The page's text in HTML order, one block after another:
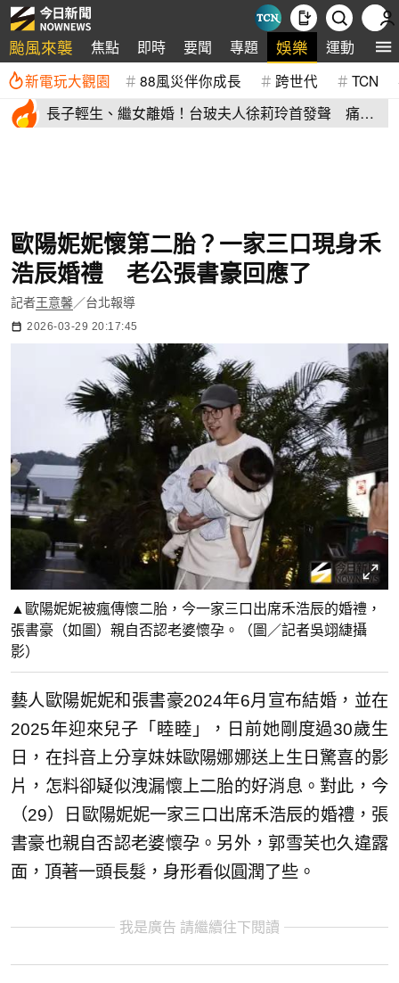
颱風來襲 焦點 即時 要聞 專題 娛樂 運動 全
新電玩大觀園 88風災伴你成長 跨世代 TCN
長子輕生、繼女離婚！台玻夫人徐莉玲首發聲 痛揭
歐陽妮妮懷第二胎？一家三口現身禾
浩辰婚禮 老公張書豪回應了
記者王意馨／台北報導
2026-03-29 20:17:45
▲歐陽妮妮被瘋傳懷二胎，今一家三口出席禾浩辰的婚禮，
張書豪（如圖）親自否認老婆懷孕。（圖／記者吳翊緁攝
影）
藝人歐陽妮妮和張書豪2024年6月宣布結婚，並在
2025年迎來兒子「睦睦」，日前她剛度過30歲生
日，在抖音上分享妹妹歐陽娜娜送上生日驚喜的影
片，怎料卻疑似洩漏懷上二胎的好消息。對此，今
（29）日歐陽妮妮一家三口出席禾浩辰的婚禮，張
書豪也親自否認老婆懷孕。另外，郭雪芙也久違露
面，頂著一頭長髮，身形看似圓潤了些。
我是廣告 請繼續往下閱讀